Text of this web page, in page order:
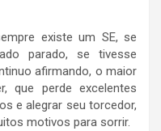
existe um SE, se
parado, se tivesse
afirmando, o maior
que perde excelentes
e alegrar seu torcedor,
motivos para sorrir.